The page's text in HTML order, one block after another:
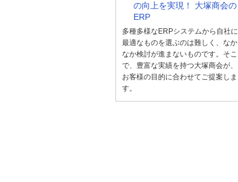
の向上を実現！ 大塚商会の
ERP
多種多様なERPシステムから自社に
最適なものを選ぶのは難しく、なか
なか検討が進まないものです。そこ
で、豊富な実績を持つ大塚商会が、
お客様の目的に合わせてご提案しま
す。